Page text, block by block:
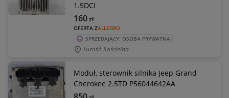
1.5DCI
OFERTA ZALLEGRO
160zł
SPRZEDAJĄCY: OSOBA PRYWATNA
Turośń Kościelna
Moduł, sterownik silnika Jeep Grand
Cherokee 2.5TD P56044642AA